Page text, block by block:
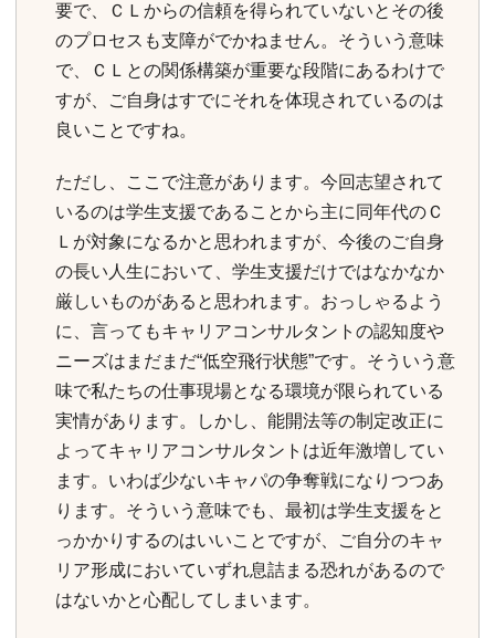
要で、ＣＬからの信頼を得られていないとその後
のプロセスも支障がでかねません。そういう意味
で、ＣＬとの関係構築が重要な段階にあるわけで
すが、ご自身はすでにそれを体現されているのは
良いことですね。
ただし、ここで注意があります。今回志望されて
いるのは学生支援であることから主に同年代のＣ
Ｌが対象になるかと思われますが、今後のご自身
の長い人生において、学生支援だけではなかなか
厳しいものがあると思われます。おっしゃるよう
に、言ってもキャリアコンサルタントの認知度や
ニーズはまだまだ“低空飛行状態”です。そういう意
味で私たちの仕事現場となる環境が限られている
実情があります。しかし、能開法等の制定改正に
よってキャリアコンサルタントは近年激増してい
ます。いわば少ないキャパの争奪戦になりつつあ
ります。そういう意味でも、最初は学生支援をと
っかかりするのはいいことですが、ご自分のキャ
リア形成においていずれ息詰まる恐れがあるので
はないかと心配してしまいます。